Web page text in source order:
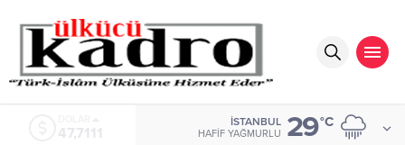
47,7111
İSTANBUL
HAFIF YAĞMURLU 29°C